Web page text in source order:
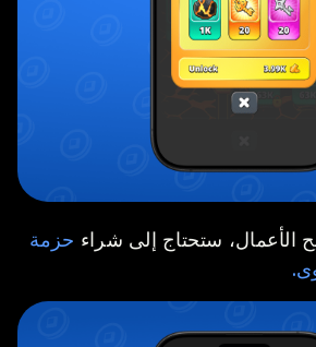
ستحتاج إلى شراء حزمة